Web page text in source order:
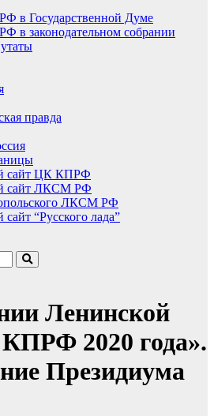
в Государственной Думе
в законодательном собрании
правда
сайт ЦК КПРФ
сайт ЛКСМ РФ
ЛКСМ РФ
“Русского лада”
Ленинской
2020 года».
Президиума